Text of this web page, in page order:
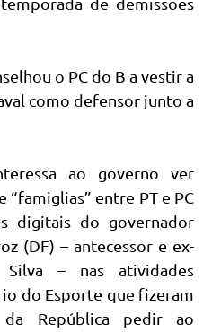
o PC do B a vestir a
como defensor junto a
ao governo ver
entre PT e PC
digitais do governador
(DF) – antecessor e ex-
– nas atividades
do Esporte que fizeram
da República pedir ao